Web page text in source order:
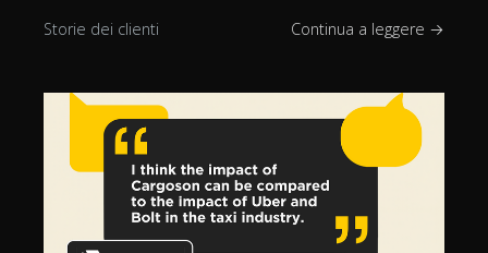
Storie dei clienti Continua a leggere →